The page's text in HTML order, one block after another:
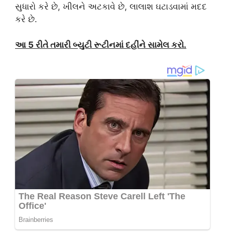
સુધારો કરે છે, ખીલને અટકાવે છે, લાલાશ ઘટાડવામાં મદદ
કરે છે.
આ 5 રીતે તમારી બ્યુટી રૂટીનમાં દહીંને સામેલ કરો.